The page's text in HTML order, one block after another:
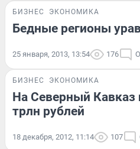
БИЗНЕС ЭКОНОМИКА
Бедные регионы
25 января, 2013, 13:54 176
БИЗНЕС ЭКОНОМИКА
На Северный Кавказ
трлн рублей
18 декабря, 2012, 11:14 107